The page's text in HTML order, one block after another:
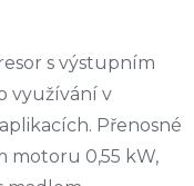
s výstupním
využívání v
Přenosné
motoru 0,55 kW,